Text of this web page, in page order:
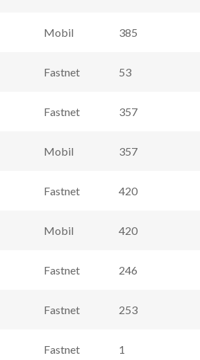
Mobil 385
Fastnet 53
Fastnet 357
Mobil 357
Fastnet 420
Mobil 420
Fastnet 246
Fastnet 253
Fastnet 1